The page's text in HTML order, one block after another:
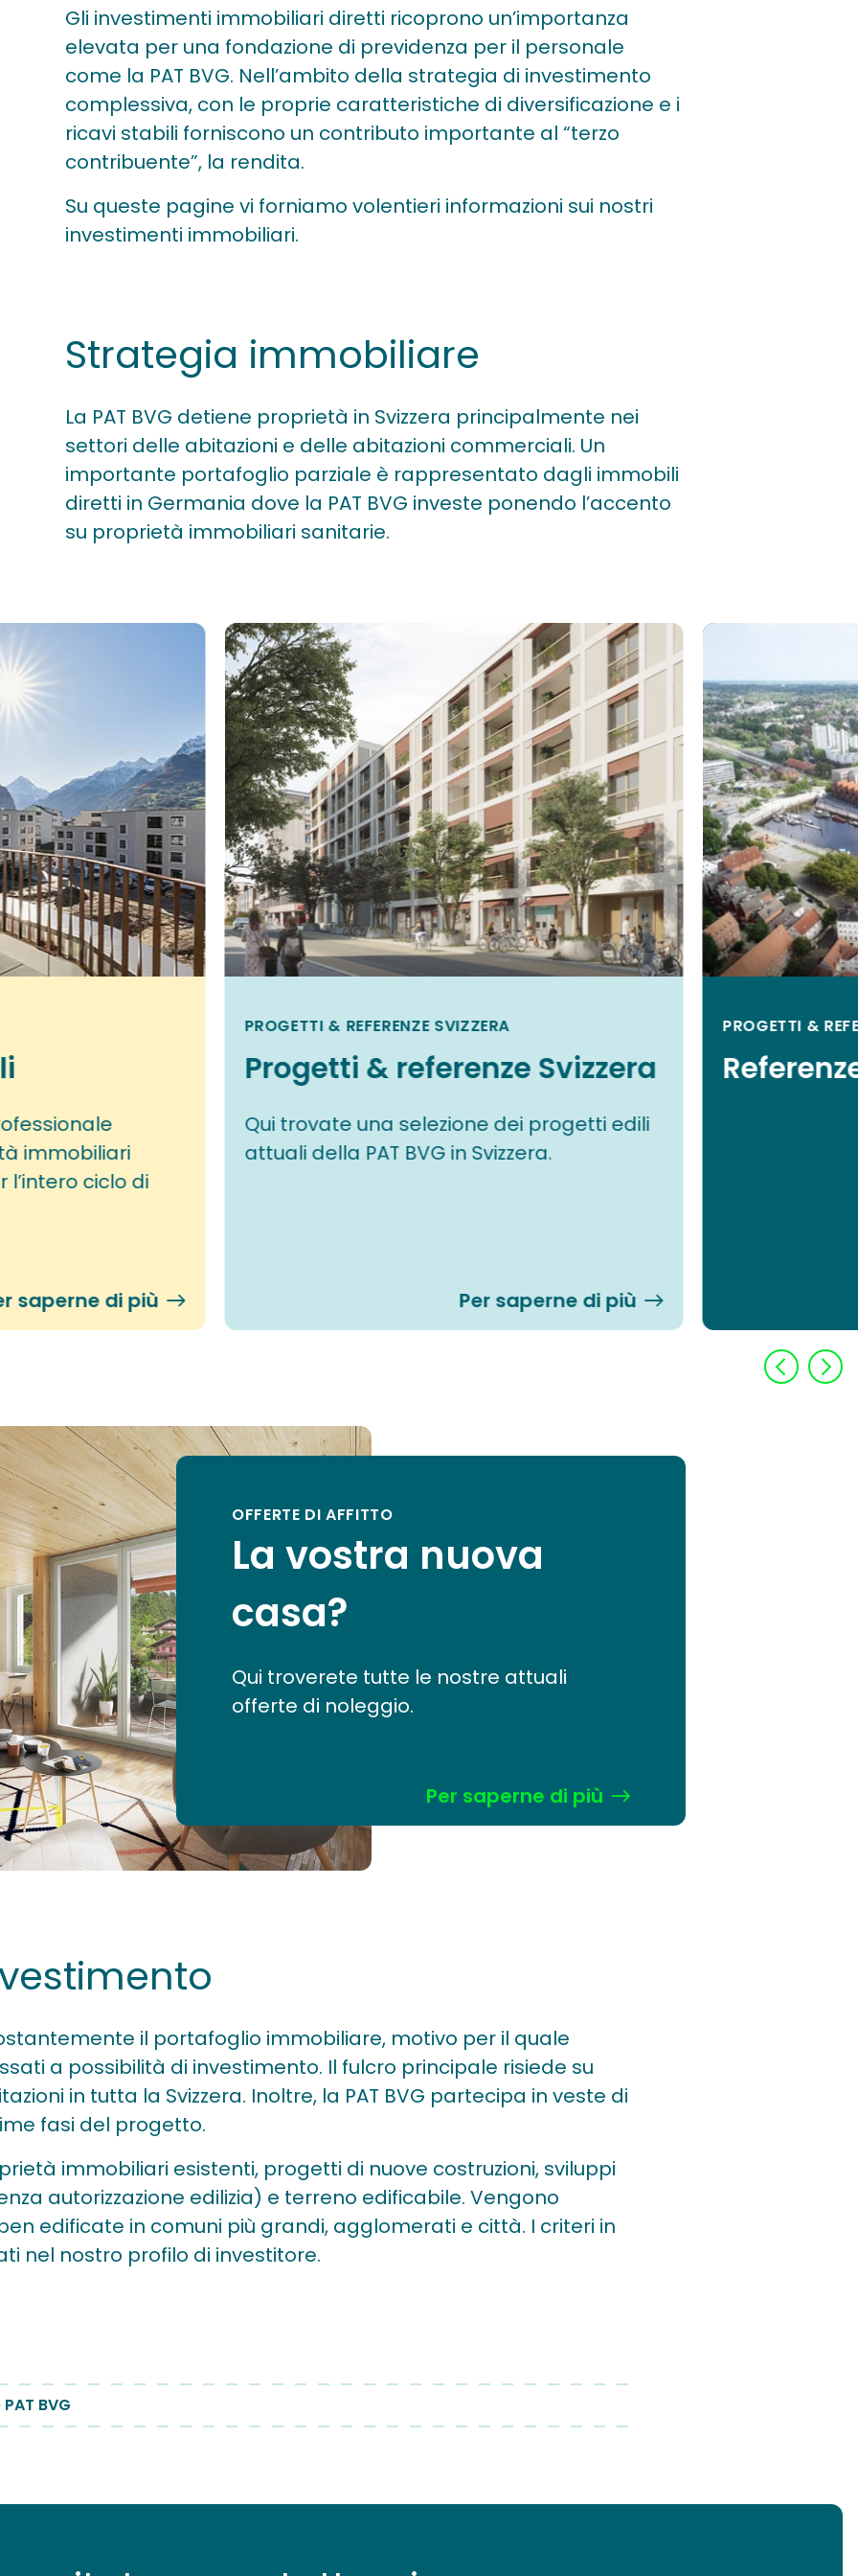
Gli investimenti immobiliari diretti ricoprono un’importanza
elevata per una fondazione di previdenza per il personale
come la PAT BVG. Nell’ambito della strategia di investimento
complessiva, con le proprie caratteristiche di diversificazione e i
ricavi stabili forniscono un contributo importante al “terzo
contribuente”, la rendita.
Su queste pagine vi forniamo volentieri informazioni sui nostri
investimenti immobiliari.
Strategia immobiliare
La PAT BVG detiene proprietà in Svizzera principalmente nei
settori delle abitazioni e delle abitazioni commerciali. Un
importante portafoglio parziale è rappresentato dagli immobili
diretti in Germania dove la PAT BVG investe ponendo l’accento
su proprietà immobiliari sanitarie.
immobiliari
l’intero ciclo di
saperne di più
PROGETTI & REFERENZE SVIZZERA
Progetti & referenze Svizzera
Qui trovate una selezione dei progetti edili
attuali della PAT BVG in Svizzera.
Per saperne di più
PROGETTI &
OFFERTE DI AFFITTO
La vostra nuova
casa?
Qui troverete tutte le nostre attuali
offerte di noleggio.
Per saperne di più
il portafoglio immobiliare, motivo per il quale
a possibilità di investimento. Il fulcro principale risiede su
in tutta la Svizzera. Inoltre, la PAT BVG partecipa in veste di
fasi del progetto.
immobiliari esistenti, progetti di nuove costruzioni, sviluppi
autorizzazione edilizia) e terreno edificabile. Vengono
edificate in comuni più grandi, agglomerati e città. I criteri in
nel nostro profilo di investitore.
BVG